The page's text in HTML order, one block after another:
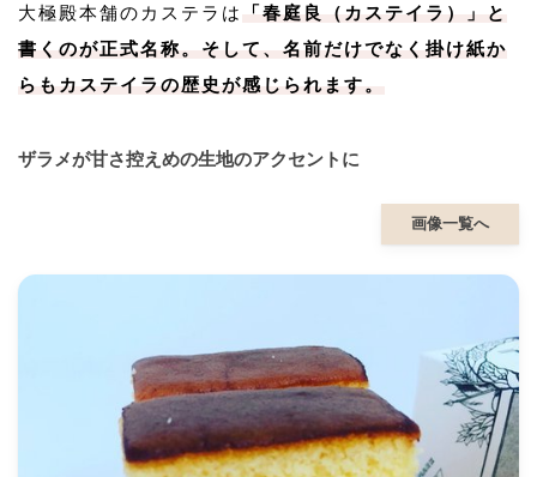
大極殿本舗のカステラは
「春庭良（カステイラ）」と
書くのが正式名称。そして、名前だけでなく掛け紙か
らもカステイラの歴史が感じられます。
ザラメが甘さ控えめの生地のアクセントに
画像一覧へ